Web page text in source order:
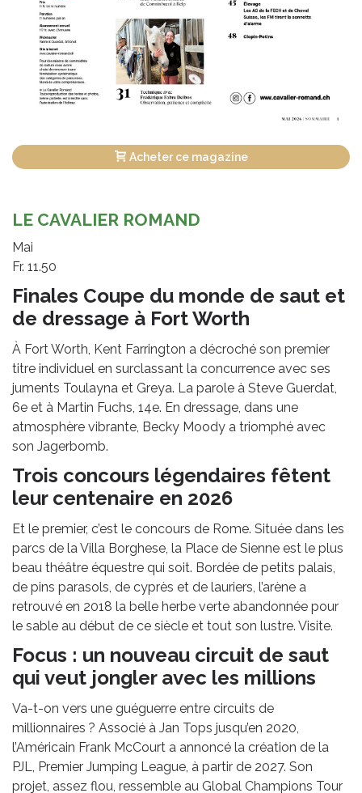
Acheter ce magazine
LE CAVALIER ROMAND
Mai
Fr. 11.50
Finales Coupe du monde de saut et
de dressage à Fort Worth
À Fort Worth, Kent Farrington a décroché son premier
titre individuel en surclassant la concurrence avec ses
juments Toulayna et Greya. La parole à Steve Guerdat,
6e et à Martin Fuchs, 14e. En dressage, dans une
atmosphère vibrante, Becky Moody a triomphé avec
son Jagerbomb.
Trois concours légendaires fêtent
leur centenaire en 2026
Et le premier, c’est le concours de Rome. Située dans les
parcs de la Villa Borghese, la Place de Sienne est le plus
beau théâtre équestre qui soit. Bordée de petits palais,
de pins parasols, de cyprès et de lauriers, l’arène a
retrouvé en 2018 la belle herbe verte abandonnée pour
le sable au début de ce siècle et tout son lustre. Visite.
Focus : un nouveau circuit de saut
qui veut jongler avec les millions
Va-t-on vers une guéguerre entre circuits de
millionnaires ? Associé à Jan Tops jusqu’en 2020,
l’Américain Frank McCourt a annoncé la création de la
PJL, Premier Jumping League, à partir de 2027. Son
projet, assez flou, ressemble au Global Champions Tour